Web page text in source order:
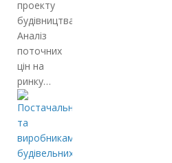
проекту
будівництва;
Аналіз
поточних
цін на
ринку…